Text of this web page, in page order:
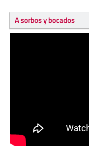
A sorbos y bocados